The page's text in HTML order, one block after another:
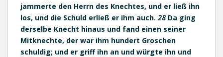
jammerte den Herrn des Knechtes, und er ließ ihn
los, und die Schuld erließ er ihm auch. 28 Da ging
derselbe Knecht hinaus und fand einen seiner
Mitknechte, der war ihm hundert Groschen
schuldig; und er griff ihn an und würgte ihn und